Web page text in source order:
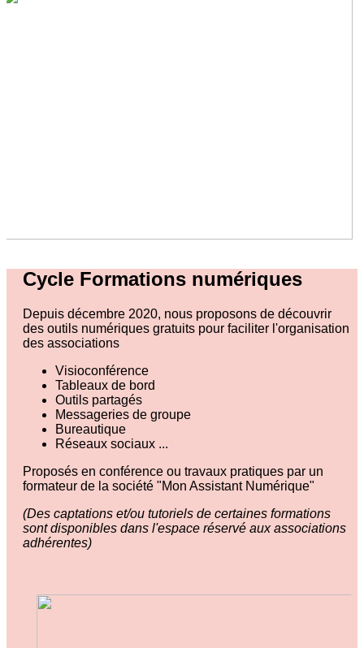
Cycle Formations numériques
Depuis décembre 2020, nous proposons de découvrir
des outils numériques gratuits pour faciliter l'organisation
des associations
Visioconférence
Tableaux de bord
Outils partagés
Messageries de groupe
Bureautique
Réseaux sociaux ...
Proposés en conférence ou travaux pratiques par un
formateur de la société "Mon Assistant Numérique"
(Des captations et/ou tutoriels de certaines formations
sont disponibles dans l'espace réservé aux associations
adhérentes)